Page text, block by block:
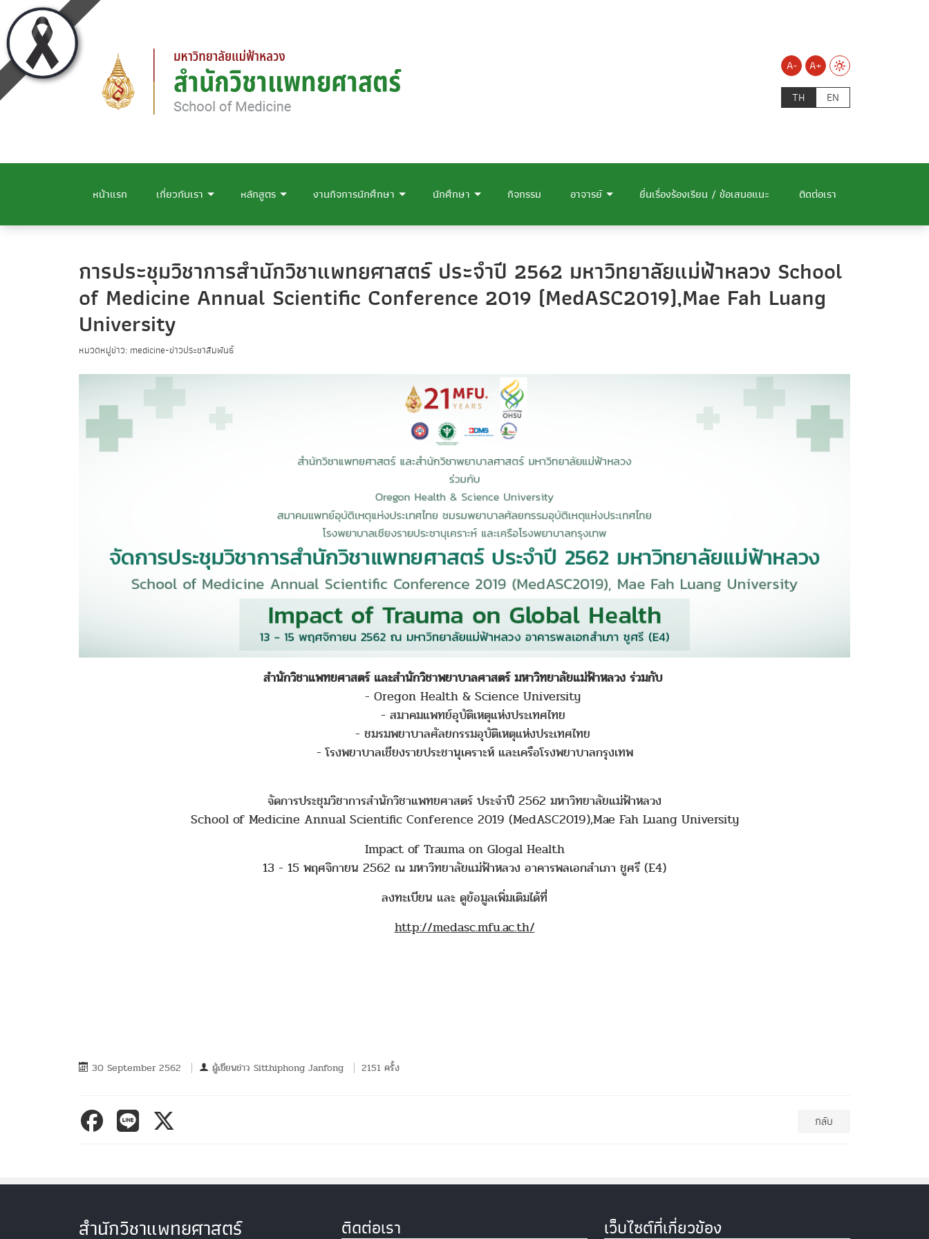
A-
A+
TH
EN
หน้าแรก เกี่ยวกับเรา หลักสูตร งานกิจการนักศึกษา นักศึกษา กิจกรรม อาจารย์ ยื่นเรื่องร้องเรียน / ข้อเสนอแนะ ติดต่อเรา
การประชุมวิชาการสำนักวิชาแพทยศาสตร์ ประจำปี 2562 มหาวิทยาลัยแม่ฟ้าหลวง School
of Medicine Annual Scientific Conference 2019 (MedASC2019),Mae Fah Luang
University
หมวดหมู่ข่าว: medicine-ข่าวประชาสัมพันธ์
สำนักวิชาแพทยศาสตร์ และสำนักวิชาพยาบาลศาสตร์ มหาวิทยาลัยแม่ฟ้าหลวง ร่วมกับ
- Oregon Health & Science University
- สมาคมแพทย์อุบัติเหตุแห่งประเทศไทย
- ชมรมพยาบาลศัลยกรรมอุบัติเหตุแห่งประเทศไทย
- โรงพยาบาลเชียงรายประชานุเคราะห์ และเครือโรงพยาบาลกรุงเทพ
จัดการประชุมวิชาการสำนักวิชาแพทยศาสตร์ ประจำปี 2562 มหาวิทยาลัยแม่ฟ้าหลวง
School of Medicine Annual Scientific Conference 2019 (MedASC2019),Mae Fah Luang University
Impact of Trauma on Glogal Health
13 - 15 พฤศจิกายน 2562 ณ มหาวิทยาลัยแม่ฟ้าหลวง อาคารพลเอกสำเภา ชูศรี (E4)
ลงทะเบียน และ ดูข้อมูลเพิ่มเติมได้ที่
http://medasc.mfu.ac.th/
30 September 2562 ผู้เขียนข่าว Sitthiphong Janfong 2151 ครั้ง
กลับ
สำนักวิชาแพทยศาสตร์ ติดต่อเรา เว็บไซต์ที่เกี่ยวข้อง